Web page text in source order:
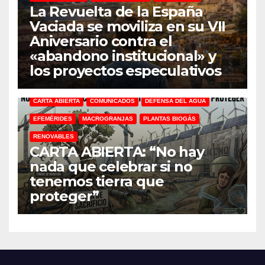
La Revuelta de la España
Vaciada se moviliza en su VII
Aniversario contra el
«abandono institucional» y
los proyectos especulativos
CARTA ABIERTA COMUNICADOS DEFENSA DEL AGUA
EFEMÉRIDES MACROGRANJAS PLANTAS BIOGÁS
RENOVABLES
CARTA ABIERTA: “No hay
nada que celebrar si no
tenemos tierra que
proteger”